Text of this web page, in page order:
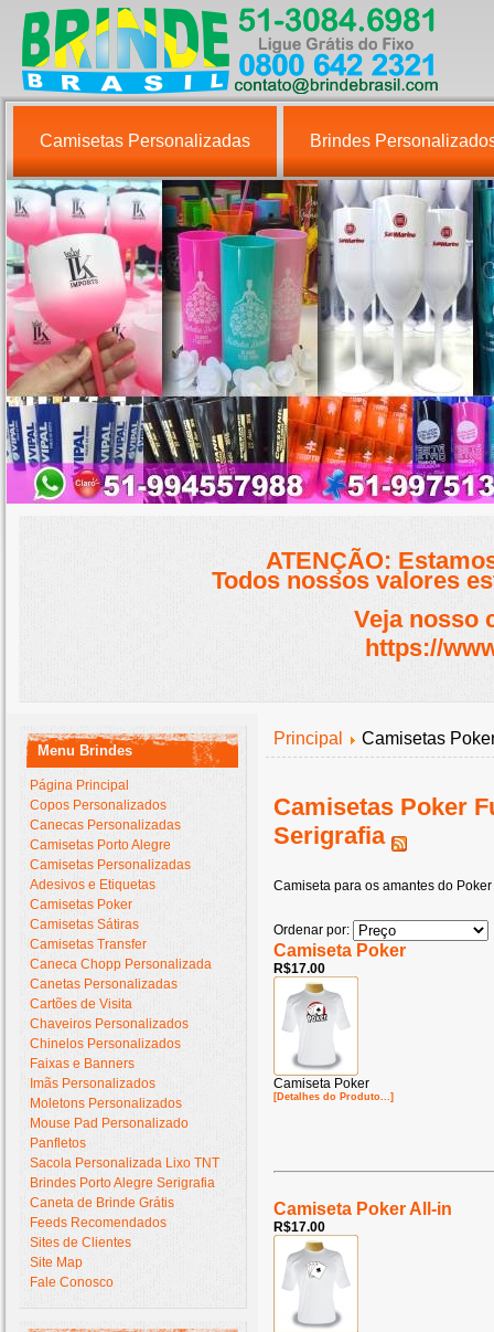
Camisetas Personalizadas Brindes
ATENÇÃO:
Todos nossos valores
Veja nosso
https://
Menu Brindes
Página Principal
Copos Personalizados
Canecas Personalizadas
Camisetas Porto Alegre
Camisetas Personalizadas
Adesivos e Etiquetas
Camisetas Poker
Camisetas Sátiras
Camisetas Transfer
Caneca Chopp Personalizada
Canetas Personalizadas
Cartões de Visita
Chaveiros Personalizados
Chinelos Personalizados
Faixas e Banners
Imãs Personalizados
Moletons Personalizados
Mouse Pad Personalizado
Panfletos
Sacola Personalizada Lixo TNT
Brindes Porto Alegre Serigrafia
Caneta de Brinde Grátis
Feeds Recomendados
Sites de Clientes
Site Map
Fale Conosco
Principal Camisetas
Camisetas Poker
Serigrafia
Camiseta para os amantes do
Ordenar por:
Camiseta Poker
R$17.00
Camiseta Poker
[Detalhes do Produto...]
Camiseta Poker All-in
R$17.00